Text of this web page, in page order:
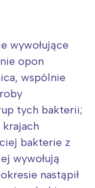
wywołujące
opon
wspólnie
tych bakterii;
bakterie z
wywołują
nastąpił